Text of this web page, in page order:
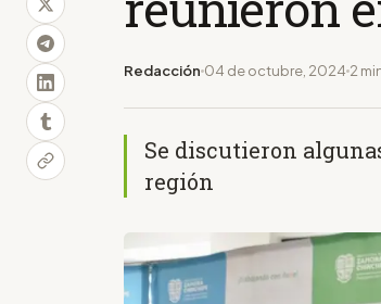
Redacción 04 de octubre, 2024 2
Se discutieron
región